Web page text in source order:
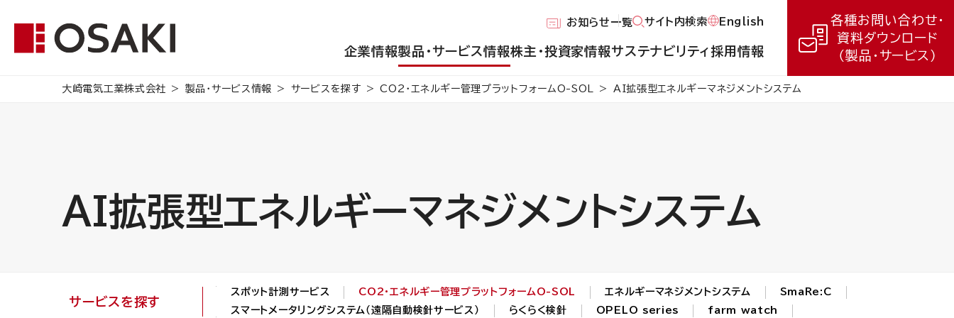
お知らせ一覧 サイト内検索 English
企業情報製品・サービス情報株主・投資家情報サステナビリティ採用情報
各種お問い合わせ・
資料ダウンロード
（製品・サービス）
大崎電気工業株式会社 製品・サービス情報 サービスを探す CO2・エネルギー管理プラットフォームO-SOL AI拡張型エネルギーマネジメントシステム
AI拡張型エネルギーマネジメントシステム
サービスを探す
スポット計測サービス CO2・エネルギー管理プラットフォームO-SOL エネルギーマネジメントシステム
SmaRe:C
スマートメータリングシステム（遠隔自動検針サービス）
らくらく検針 OPELO series farm watch